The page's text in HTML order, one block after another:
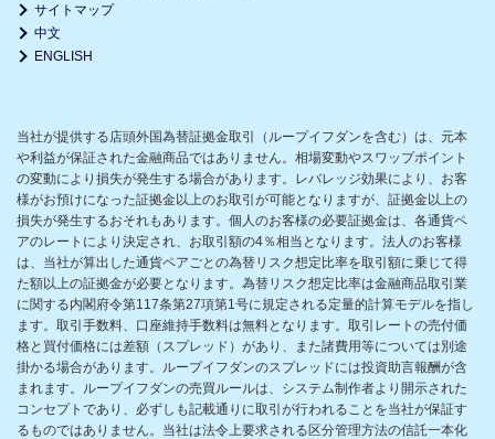
サイトマップ
中文
ENGLISH
当社が提供する店頭外国為替証拠金取引（ループイフダンを含む）は、元本
や利益が保証された金融商品ではありません。相場変動やスワップポイント
の変動により損失が発生する場合があります。レバレッジ効果により、お客
様がお預けになった証拠金以上のお取引が可能となりますが、証拠金以上の
損失が発生するおそれもあります。個人のお客様の必要証拠金は、各通貨ペ
アのレートにより決定され、お取引額の4％相当となります。法人のお客様
は、当社が算出した通貨ペアごとの為替リスク想定比率を取引額に乗じて得
た額以上の証拠金が必要となります。為替リスク想定比率は金融商品取引業
に関する内閣府令第117条第27項第1号に規定される定量的計算モデルを指し
ます。取引手数料、口座維持手数料は無料となります。取引レートの売付価
格と買付価格には差額（スプレッド）があり、また諸費用等については別途
掛かる場合があります。ループイフダンのスプレッドには投資助言報酬が含
まれます。ループイフダンの売買ルールは、システム制作者より開示された
コンセプトであり、必ずしも記載通りに取引が行われることを当社が保証す
るものではありません。当社は法令上要求される区分管理方法の信託一本化